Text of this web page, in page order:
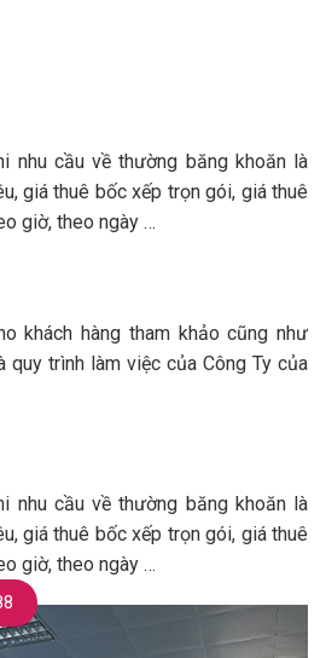
nhu cầu về thường băng khoăn là
giá thuê bốc xếp trọn gói, giá thuê
giờ, theo ngày …
khách hàng tham khảo cũng như
quy trình làm việc của Công Ty của
nhu cầu về thường băng khoăn là
giá thuê bốc xếp trọn gói, giá thuê
giờ, theo ngày …